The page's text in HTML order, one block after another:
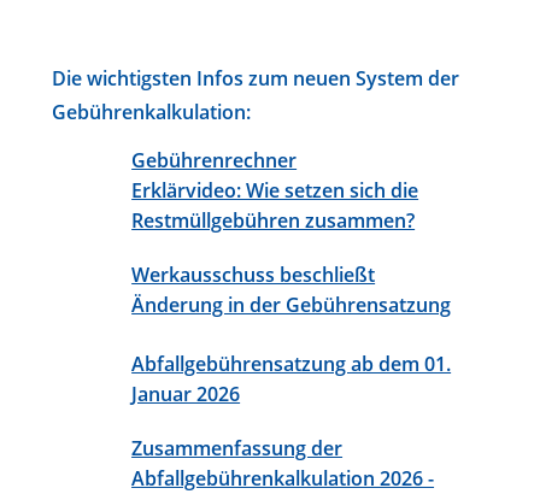
Die wichtigsten Infos zum neuen System der
Gebührenkalkulation:
Gebührenrechner
Erklärvideo: Wie setzen sich die
Restmüllgebühren zusammen?
Werkausschuss beschließt
Änderung in der Gebührensatzung
Abfallgebührensatzung ab dem 01.
Januar 2026
Zusammenfassung der
Abfallgebührenkalkulation 2026 -